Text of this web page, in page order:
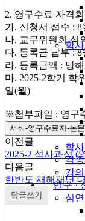
학
학
각
강
연구 ·
심
2. 영구수료 자격
가. 신청서 접수 :
나. 교무위원회 심
다. 등록금 납부 :
라. 등록금액 : 당
마. 2025-2학기 학
일(월)
※첨부파일 : 영구
서식-영구수료자-논
이전글
2025-2 석사과정 (
다음글
한반도 재해재난
답글쓰기